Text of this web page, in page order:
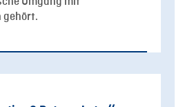
gehört.